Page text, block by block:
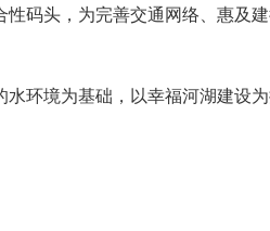
码头，为完善交通网络、惠及
环境为基础，以幸福河湖建设